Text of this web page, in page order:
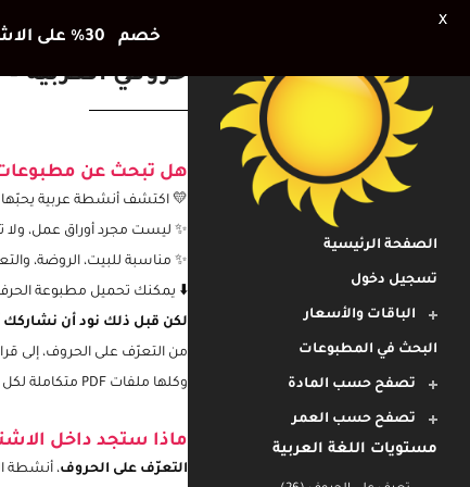
الصفحة الرئيسية
تسجيل دخول
الباقات والأسعار
البحث في المطبوعات
تصفح حسب المادة
تصفح حسب العمر
مستويات اللغة العربية
حروفي العربية –
هل تبحث عن
💛 اكتشف أنشطة عربية يحبّها
✨ ليست مجرد أوراق عمل، ولا
✨ مناسبة للبيت، الروضة،
⬇️ يمكنك تحميل مطبوعة
لكن قبل ذلك نود أن نشاركك
من التعرّف على الحروف، إلى
ماذا ستجد داخل
خصم 30٪ على الاشتراك الشهري وشهر اضافي هديتنا للأطفال في العطلة الصيفية
X